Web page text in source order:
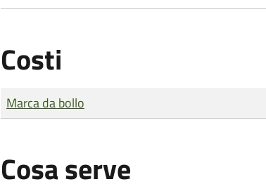
Costi
Tipo di pagamento
Importo
Marca da bollo
Cosa serve